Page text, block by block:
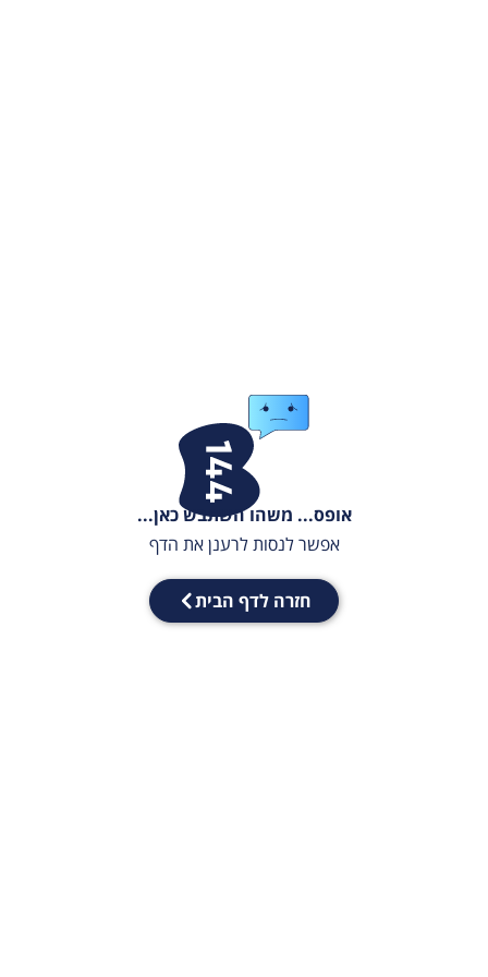
אופס... משהו השתבש כאן...
אפשר לנסות לרענן את הדף
חזרה לדף הבית